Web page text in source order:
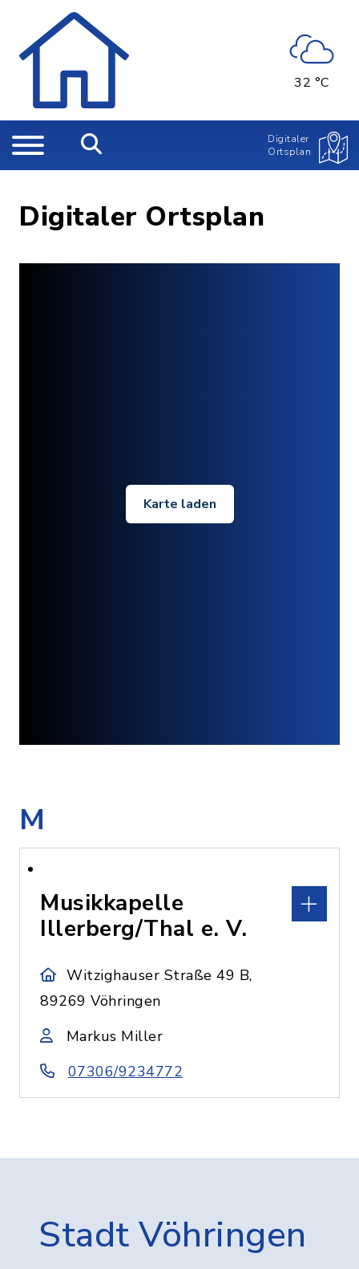
32 °C
Digitaler
Ortsplan
Digitaler Ortsplan
Karte laden
M
Musikkapelle
Illerberg/Thal e. V.
Witzighauser Straße 49 B,
89269 Vöhringen
Markus Miller
07306/9234772
Stadt Vöhringen